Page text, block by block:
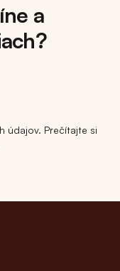
a
údajov. Prečítajte si